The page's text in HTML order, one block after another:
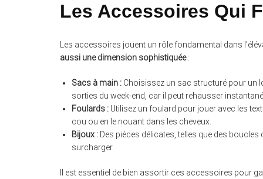
Les Accessoires Qui
Les accessoires jouent un rôle fondamental dans
aussi une dimension sophistiquée:
Sacs à main : Choisissez un sac structuré pour un
sorties du week-end, car il peut rehausser
Foulards : Utilisez un foulard pour jouer avec les
cou ou en le nouant dans les cheveux.
Bijoux : Des pièces délicates, telles que des
surcharger.
Il est essentiel de bien assortir ces accessoires pour